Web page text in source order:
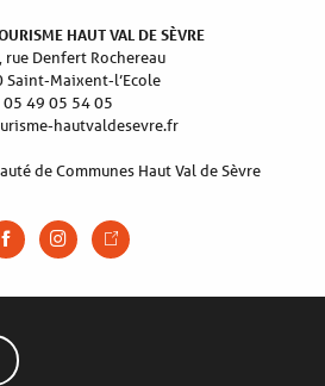
HAUT VAL DE SÈVRE
rue Denfert Rochereau
Saint-Maixent-l’Ecole
05 49 05 54 05
hautvaldesevre.fr
de Communes Haut Val de Sèvre